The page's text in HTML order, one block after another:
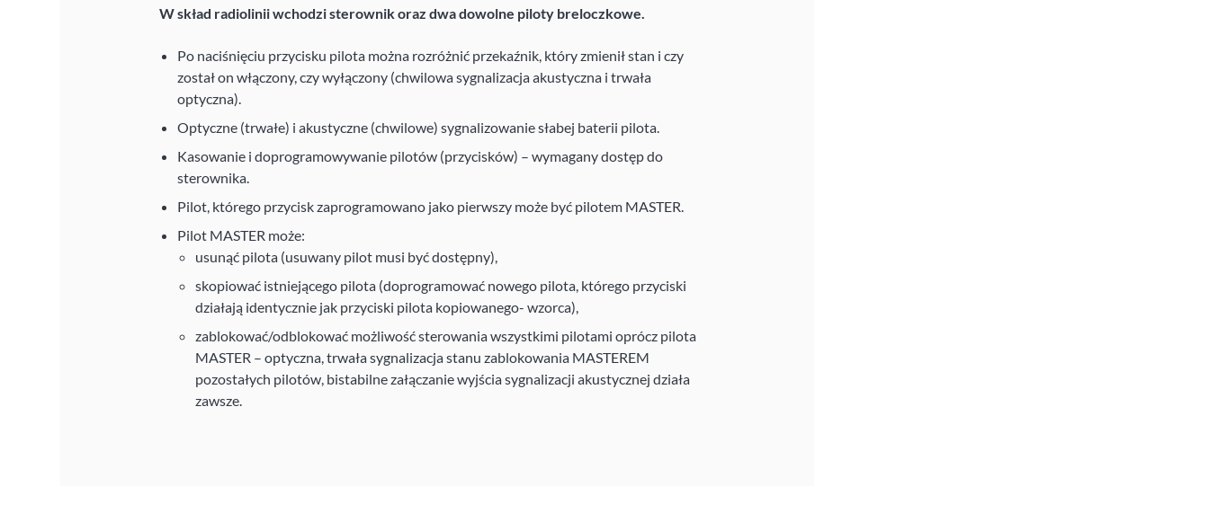
W skład radiolinii wchodzi sterownik oraz dwa dowolne piloty breloczkowe.
Po naciśnięciu przycisku pilota można rozróżnić przekaźnik, który zmienił stan i czy
został on włączony, czy wyłączony (chwilowa sygnalizacja akustyczna i trwała
optyczna).
Optyczne (trwałe) i akustyczne (chwilowe) sygnalizowanie słabej baterii pilota.
Kasowanie i doprogramowywanie pilotów (przycisków) – wymagany dostęp do
sterownika.
Pilot, którego przycisk zaprogramowano jako pierwszy może być pilotem MASTER.
Pilot MASTER może:
usunąć pilota (usuwany pilot musi być dostępny),
skopiować istniejącego pilota (doprogramować nowego pilota, którego przyciski
działają identycznie jak przyciski pilota kopiowanego- wzorca),
zablokować/odblokować możliwość sterowania wszystkimi pilotami oprócz pilota
MASTER – optyczna, trwała sygnalizacja stanu zablokowania MASTEREM
pozostałych pilotów, bistabilne załączanie wyjścia sygnalizacji akustycznej działa
zawsze.